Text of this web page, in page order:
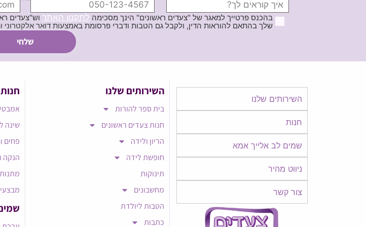
בהכנס פרטייך למאגר של "צעדים ראשונים" הינך מסכימה לתקנון האתר וש"צעדים
שלך בהתאם להוראות הדין, ולקבל גם הטבות ודברי פרסומת באמצעות דואר אלקטרוני ומסרונים. תוכלי להסיר את
השירותים שלנו
חנות
שמים לב אלייך אמא​​
ניווט מהיר
צור קשר
השירותים שלנו
בית ספר להורות
חנות צעדים ראשונים
הריון ולידה
חופשת לידה
תינוקות
מחשבונים
הטבות ליולדת
כתבות
חנות
שינה
פחים
הנקה